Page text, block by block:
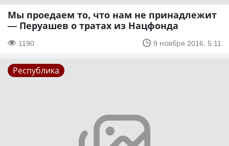
Мы проедаем то, что нам не принадлежит
— Перуашев о тратах из Нацфонда
1190 9 ноября 2016, 5:11
Республика